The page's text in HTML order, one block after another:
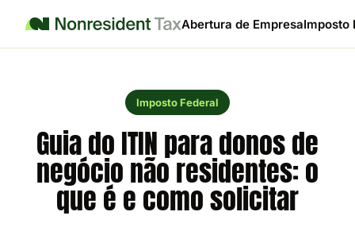
Abertura de EmpresaImposto
Imposto Federal
Guia do ITIN para donos de
negócio não residentes: o
que é e como solicitar